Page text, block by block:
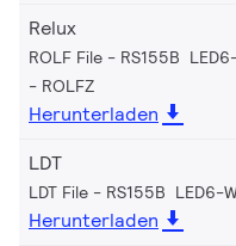
Relux
ROLF File - RS155B
ROLFZ
Herunterladen
LDT
LDT File - RS155B LED6-
Herunterladen